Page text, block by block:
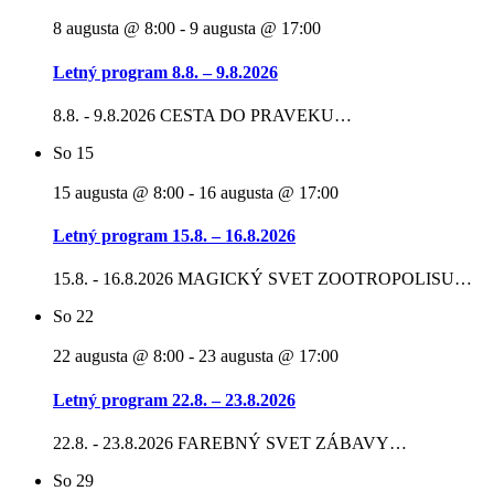
8 augusta @ 8:00 - 9 augusta @ 17:00
Letný program 8.8. – 9.8.2026
8.8. - 9.8.2026 CESTA DO PRAVEKU…
So 15
15 augusta @ 8:00 - 16 augusta @ 17:00
Letný program 15.8. – 16.8.2026
15.8. - 16.8.2026 MAGICKÝ SVET ZOOTROPOLISU…
So 22
22 augusta @ 8:00 - 23 augusta @ 17:00
Letný program 22.8. – 23.8.2026
22.8. - 23.8.2026 FAREBNÝ SVET ZÁBAVY…
So 29